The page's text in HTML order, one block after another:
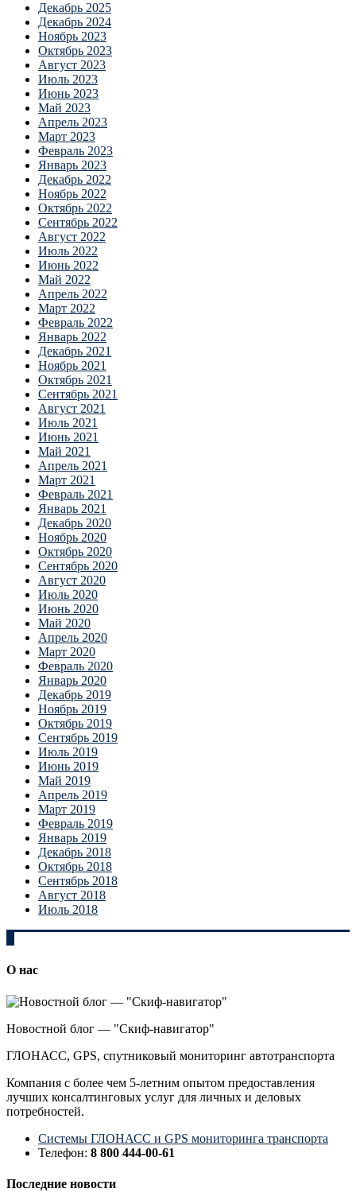
Декабрь 2025
Декабрь 2024
Ноябрь 2023
Октябрь 2023
Август 2023
Июль 2023
Июнь 2023
Май 2023
Апрель 2023
Март 2023
Февраль 2023
Январь 2023
Декабрь 2022
Ноябрь 2022
Октябрь 2022
Сентябрь 2022
Август 2022
Июль 2022
Июнь 2022
Май 2022
Апрель 2022
Март 2022
Февраль 2022
Январь 2022
Декабрь 2021
Ноябрь 2021
Октябрь 2021
Сентябрь 2021
Август 2021
Июль 2021
Июнь 2021
Май 2021
Апрель 2021
Март 2021
Февраль 2021
Январь 2021
Декабрь 2020
Ноябрь 2020
Октябрь 2020
Сентябрь 2020
Август 2020
Июль 2020
Июнь 2020
Май 2020
Апрель 2020
Март 2020
Февраль 2020
Январь 2020
Декабрь 2019
Ноябрь 2019
Октябрь 2019
Сентябрь 2019
Июль 2019
Июнь 2019
Май 2019
Апрель 2019
Март 2019
Февраль 2019
Январь 2019
Декабрь 2018
Октябрь 2018
Сентябрь 2018
Август 2018
Июль 2018
О нас
Новостной блог — "Скиф-навигатор"
ГЛОНАСС, GPS, спутниковый мониторинг автотранспорта
Компания с более чем 5-летним опытом предоставления
лучших консалтинговых услуг для личных и деловых
потребностей.
Системы ГЛОНАСС и GPS мониторинга транспорта
Телефон: 8 800 444-00-61
Последние новости